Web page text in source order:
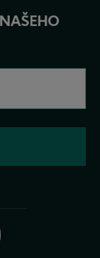
YouTube